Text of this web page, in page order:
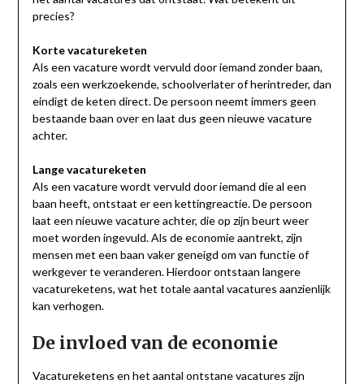
precies?
Korte vacatureketen
Als een vacature wordt vervuld door iemand zonder baan,
zoals een werkzoekende, schoolverlater of herintreder, dan
eindigt de keten direct. De persoon neemt immers geen
bestaande baan over en laat dus geen nieuwe vacature
achter.
Lange vacatureketen
Als een vacature wordt vervuld door iemand die al een
baan heeft, ontstaat er een kettingreactie. De persoon
laat een nieuwe vacature achter, die op zijn beurt weer
moet worden ingevuld. Als de economie aantrekt, zijn
mensen met een baan vaker geneigd om van functie of
werkgever te veranderen. Hierdoor ontstaan langere
vacatureketens, wat het totale aantal vacatures aanzienlijk
kan verhogen.
De invloed van de economie
Vacatureketens en het aantal ontstane vacatures zijn